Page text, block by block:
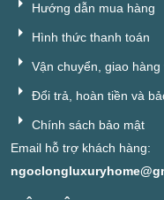
Hướng dẫn mua hàng
Hình thức thanh toán
Vận chuyển, giao hàng
Đổi trả, hoàn tiền và
Chính sách bảo mật
Email hỗ trợ khách hàng: